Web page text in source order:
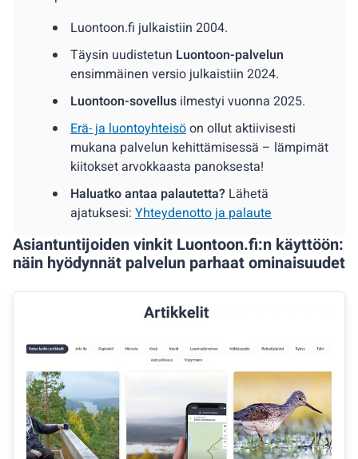
Luontoon.fi julkaistiin 2004.
Täysin uudistetun Luontoon-palvelun
ensimmäinen versio julkaistiin 2024.
Luontoon-sovellus ilmestyi vuonna 2025.
Erä- ja luontoyhteisöon ollut aktiivisesti
mukana palvelun kehittämisessä – lämpimät
kiitokset arvokkaasta panoksesta!
Haluatko antaa palautetta? Lähetä
ajatuksesi: Yhteydenotto ja palaute
Asiantuntijoiden vinkit Luontoon.fi:n käyttöön:
näin hyödynnät palvelun parhaat ominaisuudet